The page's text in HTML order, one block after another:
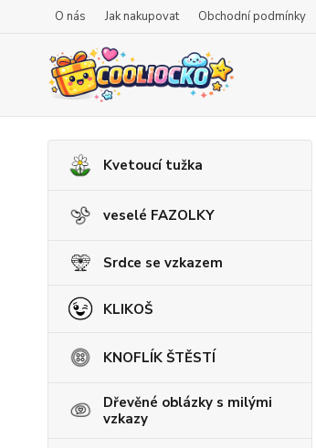
O nás Jak nakupovat Obchodní podmínky
Kvetoucí tužka
veselé FAZOLKY
Srdce se vzkazem
KLIKOŠ
KNOFLÍK ŠTĚSTÍ
Dřevěné oblázky s milými
vzkazy